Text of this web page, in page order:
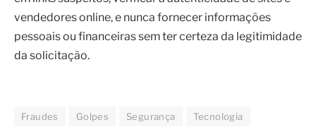
Fraudes Golpes Segurança Tecnologia